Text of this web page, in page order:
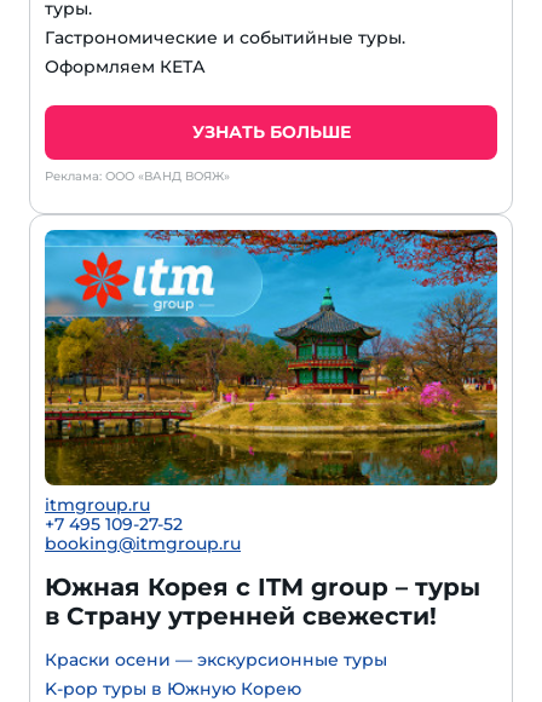
туры.
Гастрономические и событийные туры.
Оформляем КЕТА
УЗНАТЬ БОЛЬШЕ
Реклама: ООО «ВАНД ВОЯЖ»
itmgroup.ru
+7 495 109-27-52
booking@itmgroup.ru
Южная Корея с ITM group – туры
в Страну утренней свежести!
Краски осени — экскурсионные туры
K-pop туры в Южную Корею